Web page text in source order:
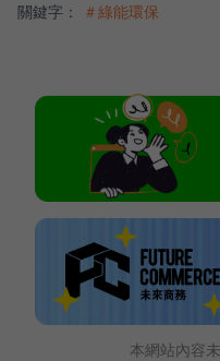
關鍵字： ＃綠能環保
本網站內容